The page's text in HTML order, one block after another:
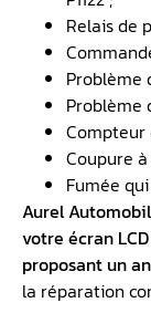
Relais de
Problème
Problème
Coupure
Fumée
Aurel
votre écran
proposant un
la réparation